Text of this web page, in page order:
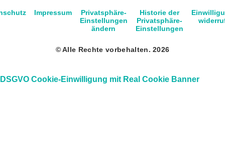
Impressum
Privatsphäre-
Einstellungen
ändern
Historie der
Privatsphäre-
Einstellungen
© Alle Rechte vorbehalten. 2026
DSGVO Cookie-Einwilligung mit Real Cookie Banner